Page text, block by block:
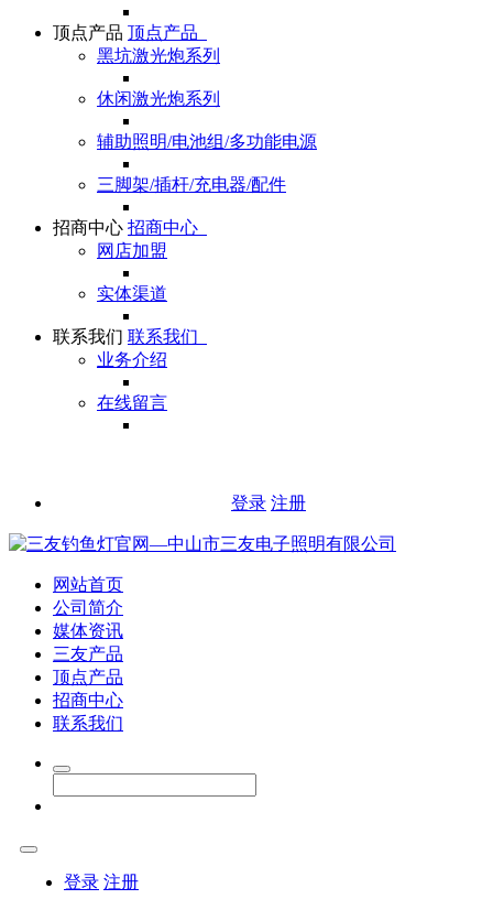
顶点产品 顶点产品
黑坑激光炮系列
休闲激光炮系列
辅助照明/电池组/多功能电源
三脚架/插杆/充电器/配件
招商中心 招商中心
网店加盟
实体渠道
联系我们 联系我们
业务介绍
在线留言
登录 注册
网站首页
公司简介
媒体资讯
三友产品
顶点产品
招商中心
联系我们
登录 注册